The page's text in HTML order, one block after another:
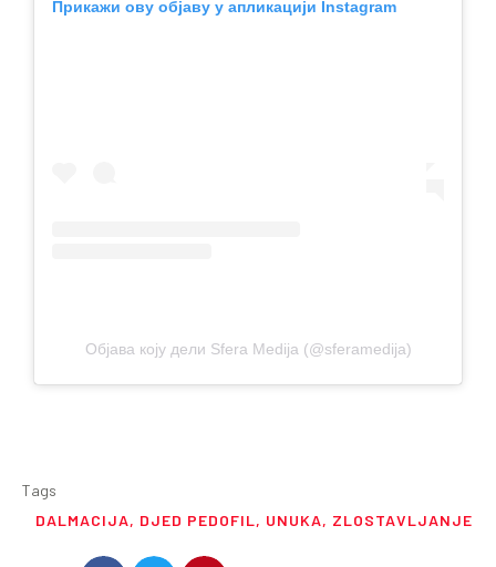
Прикажи ову објаву у апликацији Instagram
Објава коју дели Sfera Medija (@sferamedija)
Tags
DALMACIJA, DJED PEDOFIL, UNUKA, ZLOSTAVLJANJE